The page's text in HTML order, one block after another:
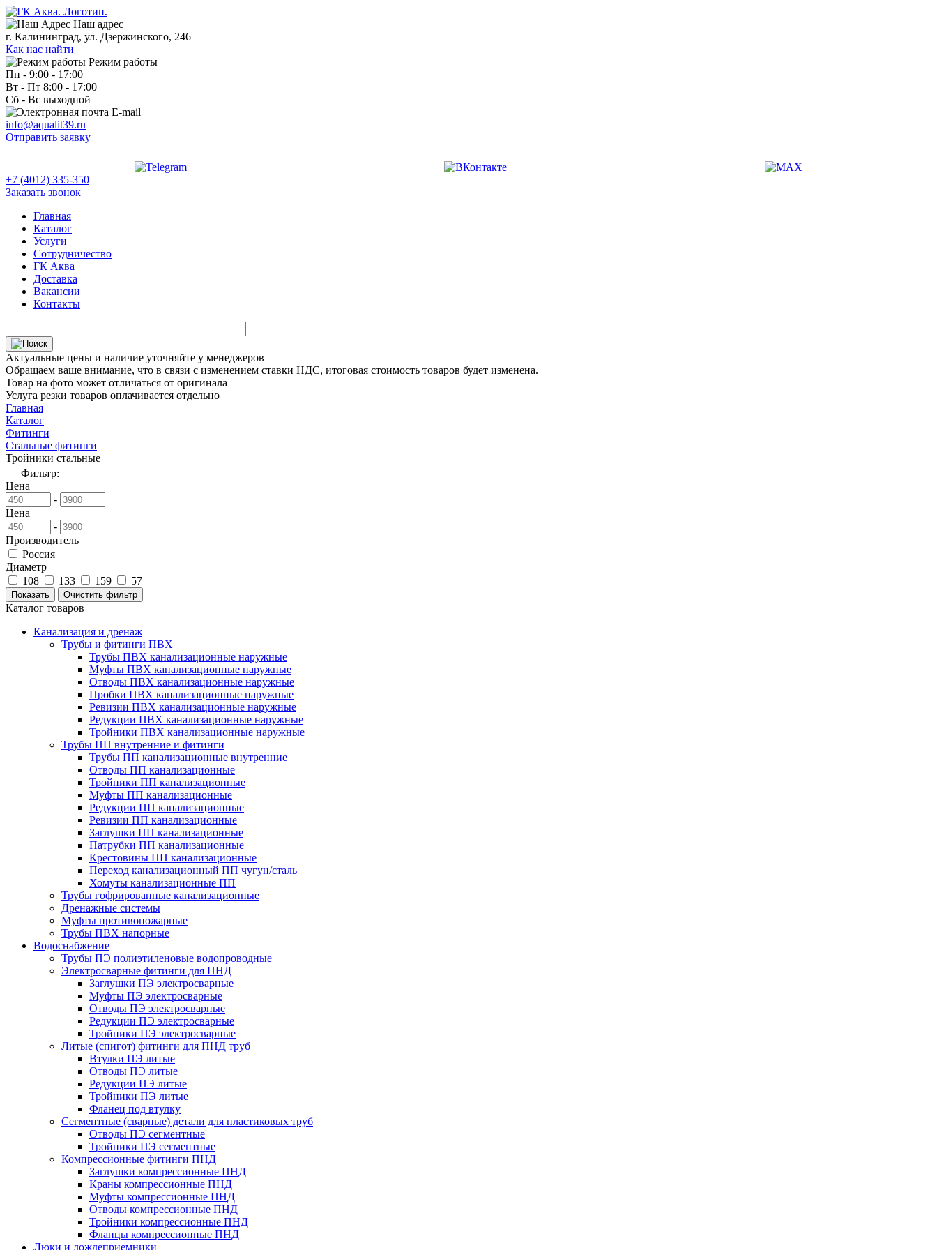
Наш адрес
г. Калининград, ул. Дзержинского, 246
Как нас найти
Режим работы
Пн - 9:00 - 17:00
Вт - Пт 8:00 - 17:00
Сб - Вс выходной
E-mail
info@aqualit39.ru
Отправить заявку
+7 (4012) 335-350
Заказать звонок
Главная
Каталог
Услуги
Сотрудничество
ГК Аква
Доставка
Вакансии
Контакты
Актуальные цены и наличие уточняйте у менеджеров
Обращаем ваше внимание, что в связи с изменением ставки НДС, итоговая стоимость товаров будет изменена.
Товар на фото может отличаться от оригинала
Услуга резки товаров оплачивается отдельно
Главная
Каталог
Фитинги
Стальные фитинги
Тройники стальные
Фильтр:
Цена
-
Цена
-
Производитель
Россия
Диаметр
108
133 159 57
Каталог товаров
Канализация и дренаж
Трубы и фитинги ПВХ
Трубы ПВХ канализационные наружные
Муфты ПВХ канализационные наружные
Отводы ПВХ канализационные наружные
Пробки ПВХ канализационные наружные
Ревизии ПВХ канализационные наружные
Редукции ПВХ канализационные наружные
Тройники ПВХ канализационные наружные
Трубы ПП внутренние и фитинги
Трубы ПП канализационные внутренние
Отводы ПП канализационные
Тройники ПП канализационные
Муфты ПП канализационные
Редукции ПП канализационные
Ревизии ПП канализационные
Заглушки ПП канализационные
Патрубки ПП канализационные
Крестовины ПП канализационные
Переход канализационный ПП чугун/сталь
Хомуты канализационные ПП
Трубы гофрированные канализационные
Дренажные системы
Муфты противопожарные
Трубы ПВХ напорные
Водоснабжение
Трубы ПЭ полиэтиленовые водопроводные
Электросварные фитинги для ПНД
Заглушки ПЭ электросварные
Муфты ПЭ электросварные
Отводы ПЭ электросварные
Редукции ПЭ электросварные
Тройники ПЭ электросварные
Литые (спигот) фитинги для ПНД труб
Втулки ПЭ литые
Отводы ПЭ литые
Редукции ПЭ литые
Тройники ПЭ литые
Фланец под втулку
Сегментные (сварные) детали для пластиковых труб
Отводы ПЭ сегментные
Тройники ПЭ сегментные
Компрессионные фитинги ПНД
Заглушки компрессионные ПНД
Краны компрессионные ПНД
Муфты компрессионные ПНД
Отводы компрессионные ПНД
Тройники компрессионные ПНД
Фланцы компрессионные ПНД
Люки и дождеприемники